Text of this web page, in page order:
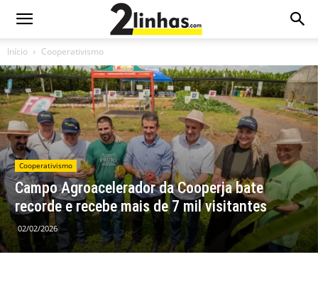
Início Cooperativismo
Cooperativismo
Campo Agroacelerador da Cooperja bate
recorde e recebe mais de 7 mil visitantes
02/02/2026